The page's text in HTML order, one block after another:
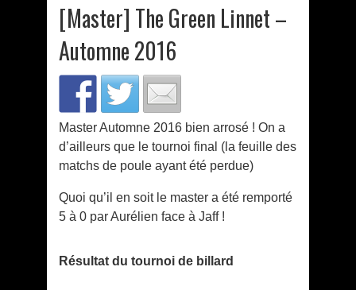
[Master] The Green Linnet –
Automne 2016
Master Automne 2016 bien arrosé ! On a
d’ailleurs que le tournoi final (la feuille des
matchs de poule ayant été perdue)
Quoi qu’il en soit le master a été remporté
5 à 0 par Aurélien face à Jaff !
Résultat du tournoi de billard